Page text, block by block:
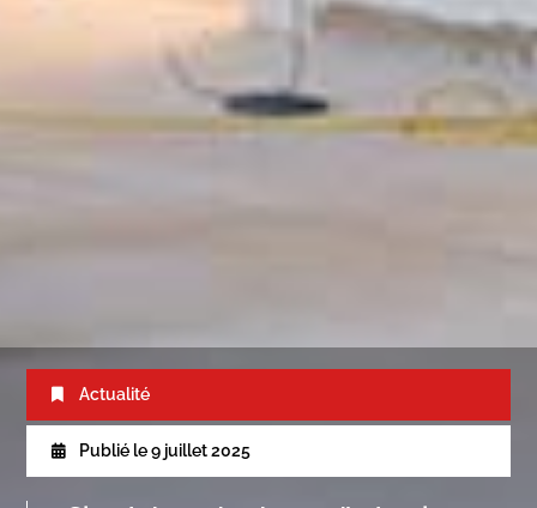
Actualité
Publié le 9 juillet 2025